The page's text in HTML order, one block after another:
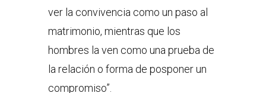
ver la convivencia como un paso al
matrimonio, mientras que los
hombres la ven como una prueba de
la relación o forma de posponer un
compromiso”.